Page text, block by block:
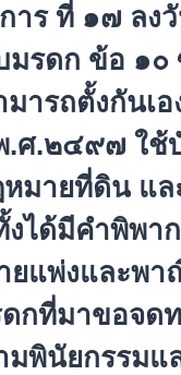
การ ที่ ๑๗ ลง
มรดก ข้อ ๑
ารถตั้งกันเ
ศ.๒๔๙๗ ใช้
หมายที่ดิน แ
งได้มีคำพิพ
ยแพ่งและพ
กที่มาขอจดท
พินัยกรรมแ